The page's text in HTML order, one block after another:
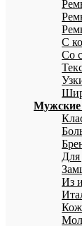
С
Со
Мужские
Из